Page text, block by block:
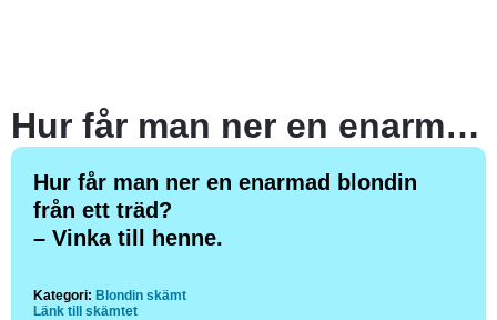
Hur får man ner en enarmad blondin från ett träd?
Hur får man ner en enarmad blondin
från ett träd?
– Vinka till henne.
Kategori: Blondin skämt
Länk till skämtet